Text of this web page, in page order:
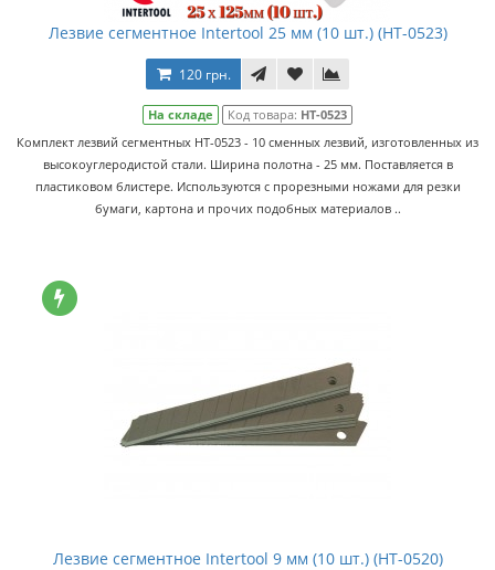
Лезвие сегментное Intertool 25 мм (10 шт.) (HT-0523)
120 грн.
На складе Код товара: HT-0523
Комплект лезвий сегментных HT-0523 - 10 сменных лезвий, изготовленных из
высокоуглеродистой стали. Ширина полотна - 25 мм. Поставляется в
пластиковом блистере. Используются с прорезными ножами для резки
бумаги, картона и прочих подобных материалов ..
Лезвие сегментное Intertool 9 мм (10 шт.) (HT-0520)